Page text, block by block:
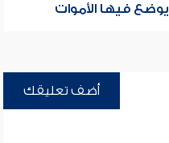
يوضع فيها الأموات
أضف تعليقك